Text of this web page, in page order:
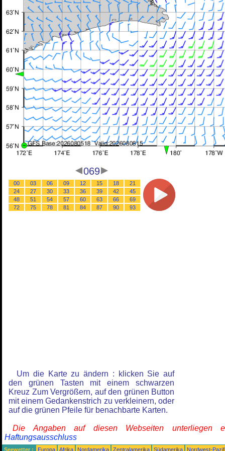
069
00 03 06 09 12 15 18
21
24
27 30 33 36 39 42
45
48
51 54 57 60 63 66
69
72
75 78 81 84 87 90 93
Um die Karte zu ändern : klicken Sie auf
den grünen Tasten mit einem schwarzen
Kreuz Zum Vergrößern, auf den grünen Button
mit einem Gedankenstrich zu verkleinern, oder
auf die grünen Pfeile für benachbarte Karten.
Die Angaben auf diesen Webseiten unterliegen
Haftungsausschluss
Seewetter : Europa Afrika Nordamerika Zentralamerika Südamerika
Nordwest-